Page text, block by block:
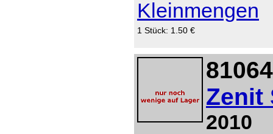
Kleinmengen
1 Stück: 1.50 €
Zenit
2010